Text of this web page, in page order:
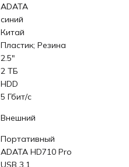
ADATA
синий
Китай
Пластик; Резина
2.5"
2 ТБ
HDD
5 Гбит/с
Внешний
Портативный
ADATA HD710 Pro
USB 3.1